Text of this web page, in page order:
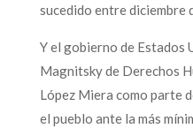
sucedido entre diciembre
Y el gobierno de Estados
Magnitsky de Derechos
López Miera como parte
el pueblo ante la más